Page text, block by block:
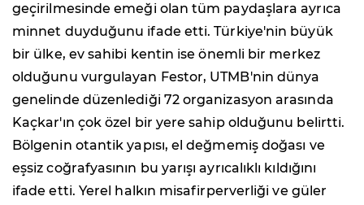
geçirilmesinde emeği olan tüm paydaşlara ayrıca
minnet duyduğunu ifade etti. Türkiye'nin büyük
bir ülke, ev sahibi kentin ise önemli bir merkez
olduğunu vurgulayan Festor, UTMB'nin dünya
genelinde düzenlediği 72 organizasyon arasında
Kaçkar'ın çok özel bir yere sahip olduğunu belirtti.
Bölgenin otantik yapısı, el değmemiş doğası ve
eşsiz coğrafyasının bu yarışı ayrıcalıklı kıldığını
ifade etti. Yerel halkın misafirperverliği ve güler